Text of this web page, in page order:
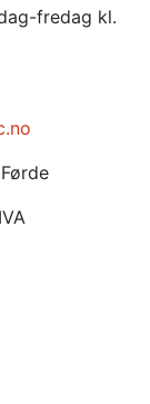
fredag kl.